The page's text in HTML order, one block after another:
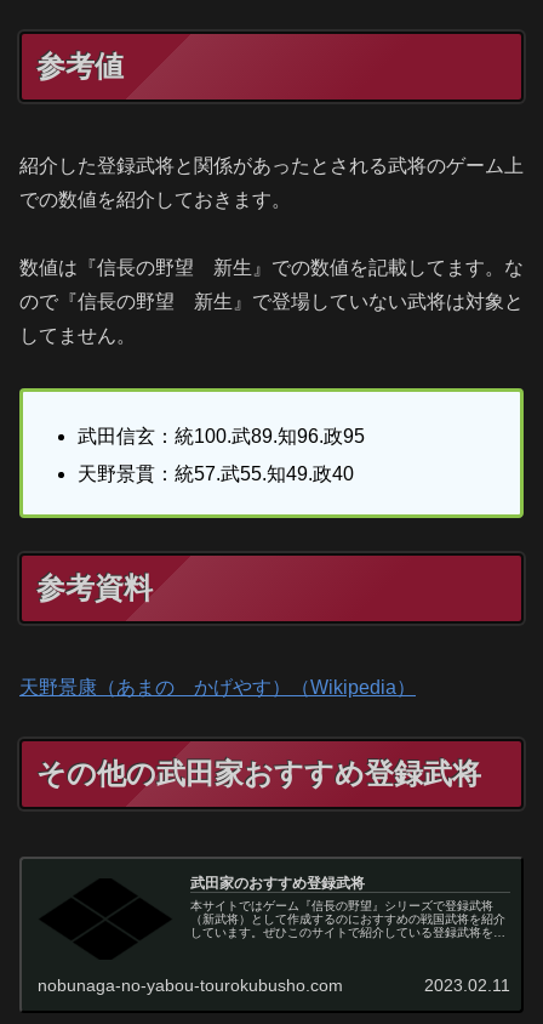
参考値
紹介した登録武将と関係があったとされる武将のゲーム上
での数値を紹介しておきます。
数値は『信長の野望 新生』での数値を記載してます。な
ので『信長の野望 新生』で登場していない武将は対象と
してません。
武田信玄：統100.武89.知96.政95
天野景貫：統57.武55.知49.政40
参考資料
天野景康（あまの かげやす）（Wikipedia）
その他の武田家おすすめ登録武将
武田家のおすすめ登録武将
本サイトではゲーム『信長の野望』シリーズで登録武将
（新武将）として作成するのにおすすめの戦国武将を紹介
しています。ぜひこのサイトで紹介している登録武将を信
nobunaga-no-yabou-tourokubusho.com 2023.02.11